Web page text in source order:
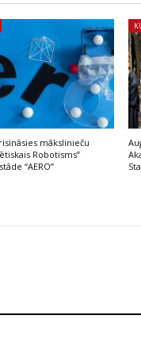
mākslinieču
Robotisms”
“AERO”